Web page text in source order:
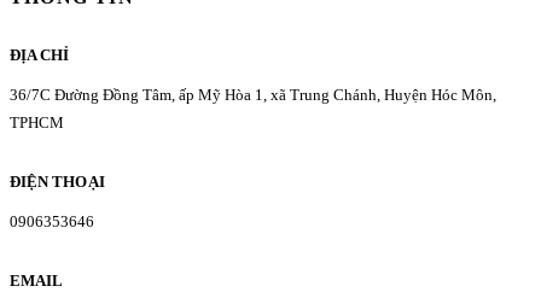
ĐỊA CHỈ
36/7C Đường Đồng Tâm, ấp Mỹ Hòa 1, xã Trung Chánh, Huyện Hóc Môn,
TPHCM
ĐIỆN THOẠI
0906353646
EMAIL